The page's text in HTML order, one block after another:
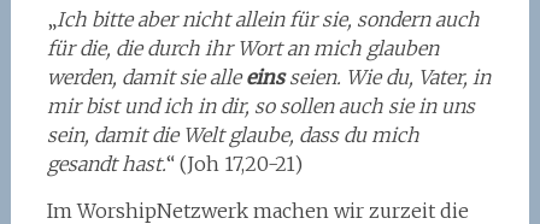
„Ich bitte aber nicht allein für sie, sondern auch
für die, die durch ihr Wort an mich glauben
werden, damit sie alleeinsseien. Wie du, Vater, in
mir bist und ich in dir, so sollen auch sie in uns
sein, damit die Welt glaube, dass du mich
gesandt hast.“ (Joh 17,20-21)
Im WorshipNetzwerk machen wir zurzeit die